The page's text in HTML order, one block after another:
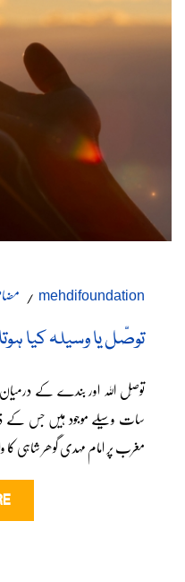
mehdifoundation
توصّل یا وسیلہ کیا
توصّل اللہ اور بندے کے
سات وسیلے موجود ہیں جس کے
مغرب پر امام مہدی گوھر شاہی